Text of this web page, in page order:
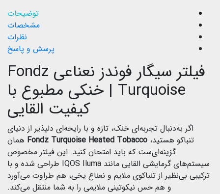
توضیحات
مشخصات
نظرات
پرسش و پاسخ
فیلتر سیگار فوندز نعناعی Fondz
Turquoise | خنکی مطبوع با
کیفیت القایی
اگر به‌دنبال تجربه‌ای خنک، تازه و با رایحه‌ای دلپذیر از دنیای
تنباکو هستید، Fondz Turquoise Heated Tobacco همان
گزینه‌ای‌ست که باید امتحان کنید. این فیلتر مخصوص
سیستم‌های گرمایشی القایی مانند IQOS Iluma طراحی شده و با
ترکیبی بی‌نظیر از تنباکوی ملایم و نعناع یخی، هم طراوت می‌آورد
و هم حس نیکوتینی ملایمی را به شما منتقل می‌کند.